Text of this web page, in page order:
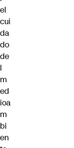
el
cui
da
do
de
l
m
ed
ioa
m
bi
en